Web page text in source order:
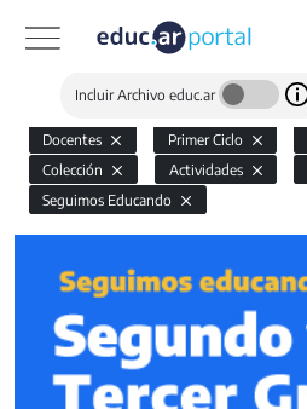
Incluir Archivo educ.ar
Docentes Primer Ciclo
Colección
Actividades
Seguimos Educando